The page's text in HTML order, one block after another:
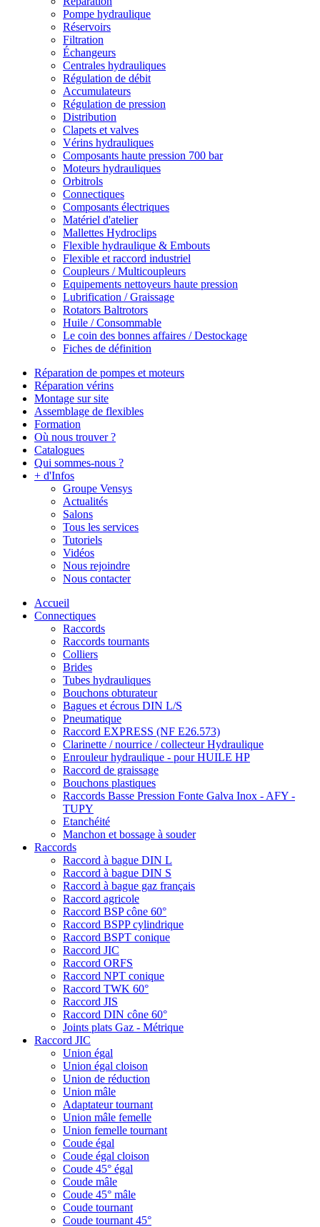
Pompe hydraulique
Réservoirs
Filtration
Échangeurs
Centrales hydrauliques
Régulation de débit
Accumulateurs
Régulation de pression
Distribution
Clapets et valves
Vérins hydrauliques
Composants haute pression 700 bar
Moteurs hydrauliques
Orbitrols
Connectiques
Composants électriques
Matériel d'atelier
Mallettes Hydroclips
Flexible hydraulique & Embouts
Flexible et raccord industriel
Coupleurs / Multicoupleurs
Equipements nettoyeurs haute pression
Lubrification / Graissage
Rotators Baltrotors
Huile / Consommable
Le coin des bonnes affaires / Destockage
Fiches de définition
Réparation de pompes et moteurs
Réparation vérins
Montage sur site
Assemblage de flexibles
Formation
Où nous trouver ?
Catalogues
Qui sommes-nous ?
+ d'Infos
Groupe Vensys
Actualités
Salons
Tous les services
Tutoriels
Vidéos
Nous rejoindre
Nous contacter
Accueil
Connectiques
Raccords
Raccords tournants
Colliers
Brides
Tubes hydrauliques
Bouchons obturateur
Bagues et écrous DIN L/S
Pneumatique
Raccord EXPRESS (NF E26.573)
Clarinette / nourrice / collecteur Hydraulique
Enrouleur hydraulique - pour HUILE HP
Raccord de graissage
Bouchons plastiques
Raccords Basse Pression Fonte Galva Inox - AFY -
TUPY
Etanchéité
Manchon et bossage à souder
Raccords
Raccord à bague DIN L
Raccord à bague DIN S
Raccord à bague gaz français
Raccord agricole
Raccord BSP cône 60°
Raccord BSPP cylindrique
Raccord BSPT conique
Raccord JIC
Raccord ORFS
Raccord NPT conique
Raccord TWK 60°
Raccord JIS
Raccord DIN cône 60°
Joints plats Gaz - Métrique
Raccord JIC
Union égal
Union égal cloison
Union de réduction
Union mâle
Adaptateur tournant
Union mâle femelle
Union femelle tournant
Coude égal
Coude égal cloison
Coude 45° égal
Coude mâle
Coude 45° mâle
Coude tournant
Coude tournant 45°